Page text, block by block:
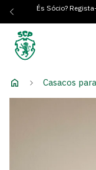
És Sócio?
Casacos